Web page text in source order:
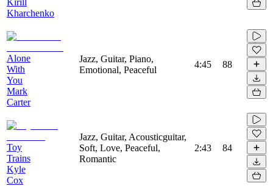
Kharchenko
Alone
With
You
Mark
Carter
Jazz, Guitar, Piano,
Emotional, Peaceful
4:45 88
Toy
Trains
Kyle
Cox
Jazz, Guitar, Acousticguitar,
Soft, Love, Peaceful,
Romantic
2:43 84